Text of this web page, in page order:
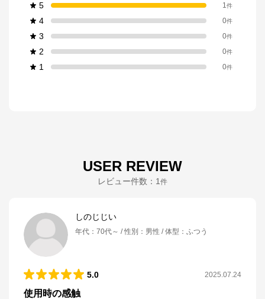
5
1件
4 0件
3 0件
2 0件
1 0件
USER REVIEW
レビュー件数： 1 件
しのじじい
年代 ： 70代～ 性別 ： 男性 体型 ： ふつう
5.0 2025.07.24
使用時の感触